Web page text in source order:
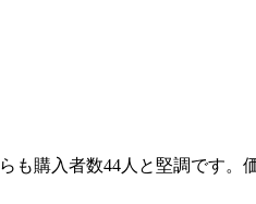
購入者数44人と堅調です。